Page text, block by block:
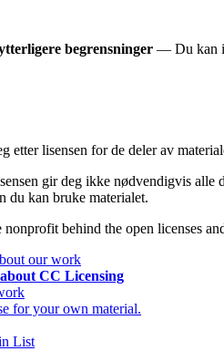
begrensninger — Du kan
etter lisensen for de deler av
gir deg ikke nødvendigvis alle
du kan bruke materialet.
behind the open licenses
our work
CC Licensing
for your own material.
List